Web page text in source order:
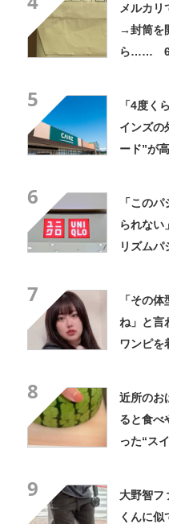
メルカリ
→封筒を
ら……
5
「4度く
インズの
ード”が
6
「この
られな
リズムパ
7
「その
ね」と言
ワンピ
8
近所のお
ると食
った“ス
9
大野智フ
くんに